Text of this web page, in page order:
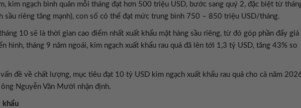
kim ngạch bình quân mỗi tháng đạt hơn 500 triệu USD, bước sang quý 2, đặc biệt từ
sầu riêng tăng mạnh), con số có thể đạt mức trung bình 750 – 850 triệu USD/tháng.
10 sẽ là thời gian cao điểm nhất xuất khẩu mặt hàng sầu riêng, từ đó góp phần đẩy giá
hình, tháng 9 năm ngoái, kim ngạch xuất khẩu rau quả đã lên tới 1,3 tỷ USD, tăng 43% so
đề về chất lượng, mục tiêu đạt 10 tỷ USD kim ngạch xuất khẩu rau quả cho cả năm
Nguyễn Văn Mười nhận định.
khẩu